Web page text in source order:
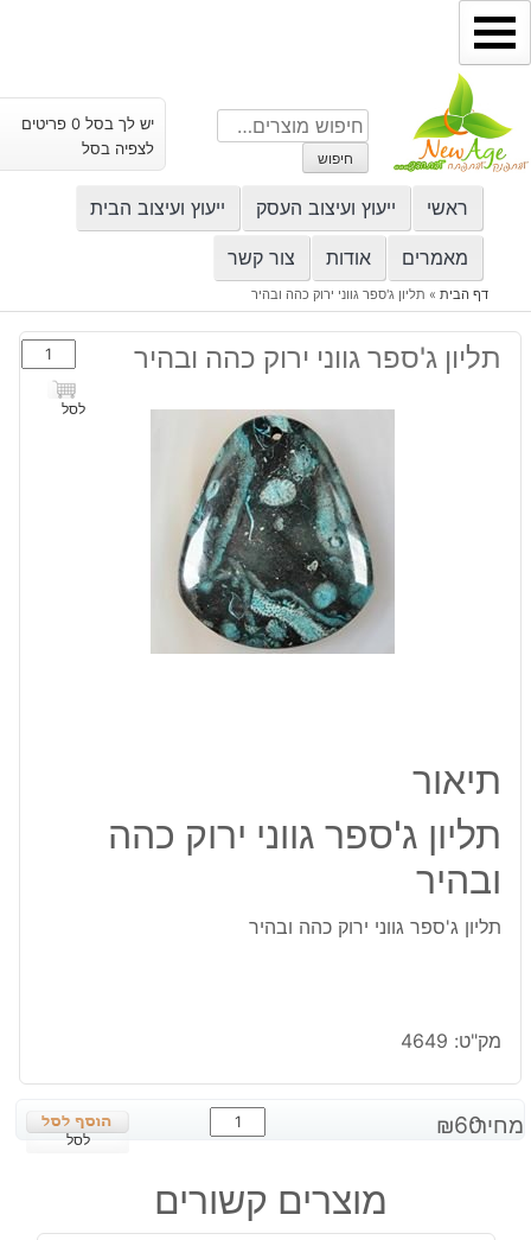
דילוג
לתוכן
חיפוש
עבור:
חיפוש
יש לך בסל 0 פריטים
לצפיה בסל
ראשי ייעוץ ועיצוב העסק ייעוץ ועיצוב הבית
מאמרים אודות צור קשר
דף הבית» תליון ג'ספר גווני ירוק כהה ובהיר
תליון ג'ספר גווני ירוק כהה ובהיר
כמות
של
תליון
לסל
תיאור
תליון ג'ספר גווני ירוק כהה
ובהיר
תליון ג'ספר גווני ירוק כהה ובהיר
מק"ט: 4649
מחיר: ₪60
כמות
של
ג'ספר
גווני
לסל
מוצרים קשורים